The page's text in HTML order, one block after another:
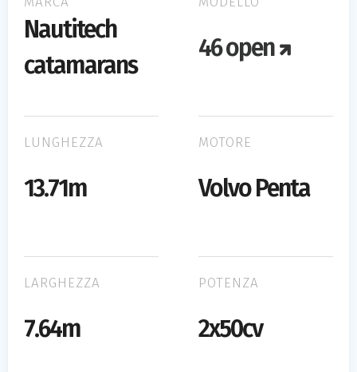
Nautitech
catamarans
46 open
LUNGHEZZA
13.71m
MOTORE
Volvo Penta
LARGHEZZA
7.64m
POTENZA
2x50cv